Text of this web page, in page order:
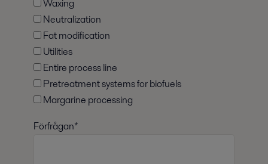
Waxing
Neutralization
Fat modification
Utilities
Entire process line
Pretreatment systems for biofuels
Margarine processing
Förfrågan*